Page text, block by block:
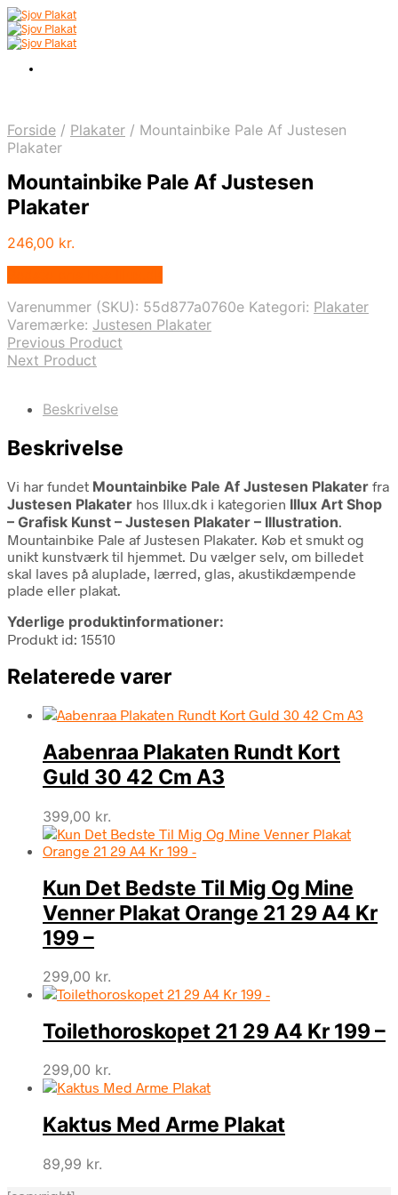
Forside / Plakater / Mountainbike Pale Af Justesen
Plakater
Mountainbike Pale Af Justesen
Plakater
246,00 kr.
Varenummer (SKU): 55d877a0760e Kategori: Plakater
Varemærke: Justesen Plakater
Previous Product
Next Product
Beskrivelse
Beskrivelse
Vi har fundet Mountainbike Pale Af Justesen Plakater fra
Justesen Plakater hos Illux.dk i kategorien Illux Art Shop
– Grafisk Kunst – Justesen Plakater – Illustration.
Mountainbike Pale af Justesen Plakater. Køb et smukt og
unikt kunstværk til hjemmet. Du vælger selv, om billedet
skal laves på aluplade, lærred, glas, akustikdæmpende
plade eller plakat.
Yderlige produktinformationer:
Produkt id: 15510
Relaterede varer
Aabenraa Plakaten Rundt Kort
Guld 30 42 Cm A3
399,00 kr.
Kun Det Bedste Til Mig Og Mine
Venner Plakat Orange 21 29 A4 Kr
199 –
299,00 kr.
Toilethoroskopet 21 29 A4 Kr 199 –
299,00 kr.
Kaktus Med Arme Plakat
89,99 kr.